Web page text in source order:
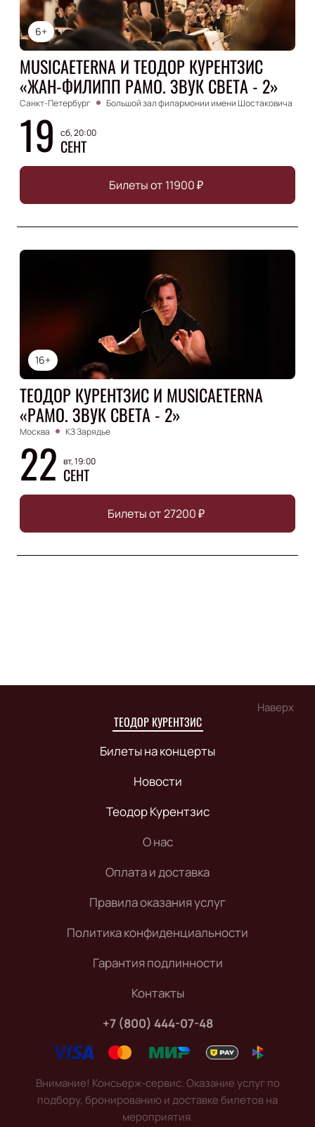
6+
MUSICAETERNA И ТЕОДОР КУРЕНТЗИС
«ЖАН-ФИЛИПП РАМО. ЗВУК СВЕТА - 2»
Санкт-Петербург Большой зал филармонии имени Шостаковича
19 сб, 20:00
СЕНТ
Билеты от 11900₽
16+
ТЕОДОР КУРЕНТЗИС И MUSICAETERNA
«РАМО. ЗВУК СВЕТА - 2»
Москва КЗ Зарядье
22 вт, 19:00
СЕНТ
Билеты от27200₽
Наверх
ТЕОДОР КУРЕНТЗИС
Билеты на концерты
Новости
Теодор Курентзис
О нас
Оплата и доставка
Правила оказания услуг
Политика конфиденциальности
Гарантия подлинности
Контакты
+7 (800) 444-07-48
Внимание! Консьерж-сервис. Оказание услуг по
подбору, бронированию и доставке билетов на
мероприятия.